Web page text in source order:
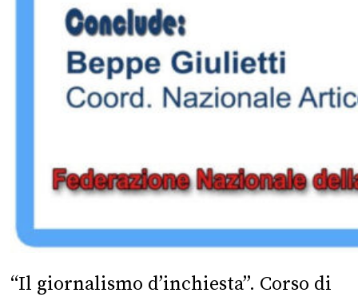
“Il giornalismo d’inchiesta”. Corso di